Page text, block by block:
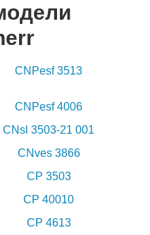
CNPesf 3513
CNPesf 4006
CNsl 3503-21 001
CNves 3866
CP 3503
CP 40010
CP 4613